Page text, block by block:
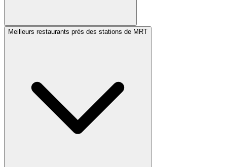
Meilleurs restaurants près des stations de MRT